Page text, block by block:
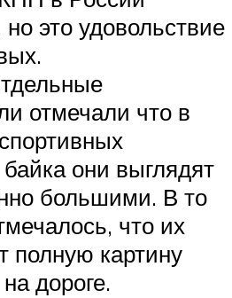
это удовольствие
отмечали что в
они выглядят
большими. В то
что их
полную картину
дороге.